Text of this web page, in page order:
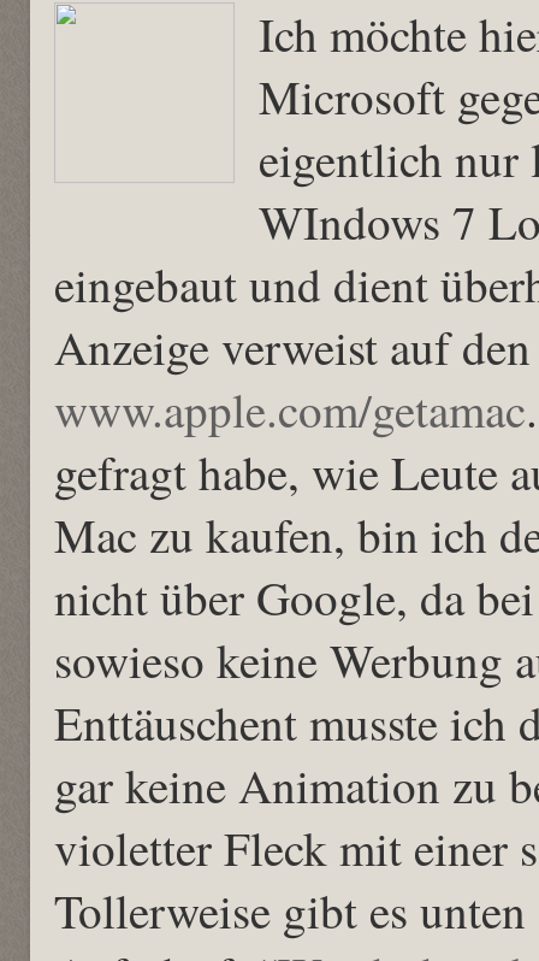
Ich möchte
Microsoft
eigentlich nur
WIndows 7
eingebaut und dient
Anzeige verweist auf
www.apple.com/getamac
gefragt habe, wie Leute
Mac zu kaufen, bin ich
nicht über Google, da
sowieso keine Werbung
Enttäuschent musste ich
gar keine Animation zu
violetter Fleck mit einer
Tollerweise gibt es